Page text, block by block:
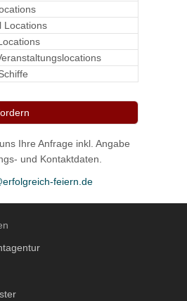
Locations
Ihre Anfrage inkl. Angabe
und Kontaktdaten.
feiern.de